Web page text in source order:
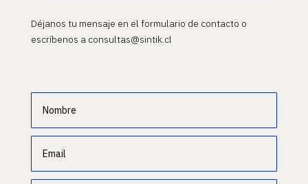
Déjanos tu mensaje en el formulario de contacto o
escríbenos a consultas@sintik.cl